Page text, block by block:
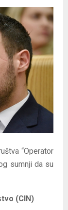
“Operator
sumnji da su
(CIN)